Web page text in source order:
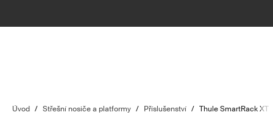
Úvod / Střešní nosiče a platformy / Příslušenství / Thule SmartRack XT